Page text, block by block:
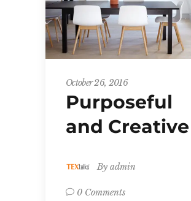
October 26, 2016
Purposeful
and Creative
By admin
0 Comments